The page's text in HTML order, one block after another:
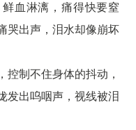
血淋漓，痛得快要窒
哭出声，泪水却像崩坏
制不住身体的抖动，
发出呜咽声，视线被泪